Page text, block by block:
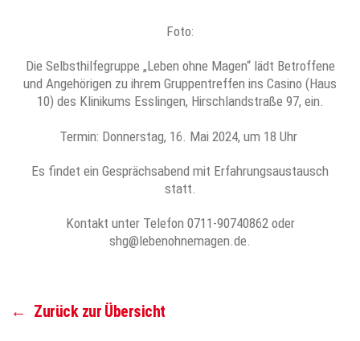
Foto:
Die Selbsthilfegruppe „Leben ohne Magen“ lädt Betroffene
und Angehörigen zu ihrem Gruppentreffen ins Casino (Haus
10) des Klinikums Esslingen, Hirschlandstraße 97, ein.
Termin: Donnerstag, 16. Mai 2024, um 18 Uhr
Es findet ein Gesprächsabend mit Erfahrungsaustausch
statt.
Kontakt unter Telefon 0711-90740862 oder
shg@lebenohnemagen.de.
← Zurück zur Übersicht